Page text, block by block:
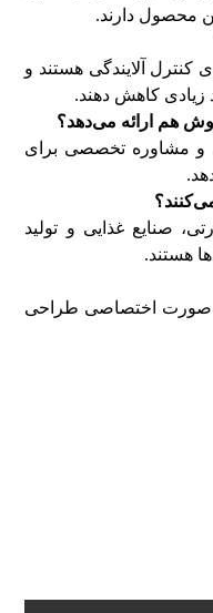
محصول دارند.
آلایندگی هستند و
زیادی کاهش دهند.
هم ارائه می‌دهد؟
و مشاوره تخصصی برای
صنایع غذایی و تولید
هستند.
اختصاصی طراحی